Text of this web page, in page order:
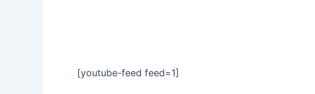
[youtube-feed feed=1]